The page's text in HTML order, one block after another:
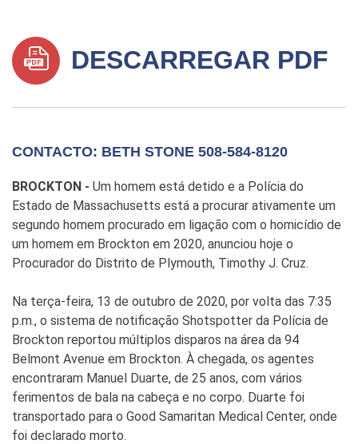
DESCARREGAR PDF
CONTACTO: BETH STONE 508-584-8120
BROCKTON - Um homem está detido e a Polícia do
Estado de Massachusetts está a procurar ativamente um
segundo homem procurado em ligação com o homicídio de
um homem em Brockton em 2020, anunciou hoje o
Procurador do Distrito de Plymouth, Timothy J. Cruz.
Na terça-feira, 13 de outubro de 2020, por volta das 7:35
p.m., o sistema de notificação Shotspotter da Polícia de
Brockton reportou múltiplos disparos na área da 94
Belmont Avenue em Brockton. À chegada, os agentes
encontraram Manuel Duarte, de 25 anos, com vários
ferimentos de bala na cabeça e no corpo. Duarte foi
transportado para o Good Samaritan Medical Center, onde
foi declarado morto.